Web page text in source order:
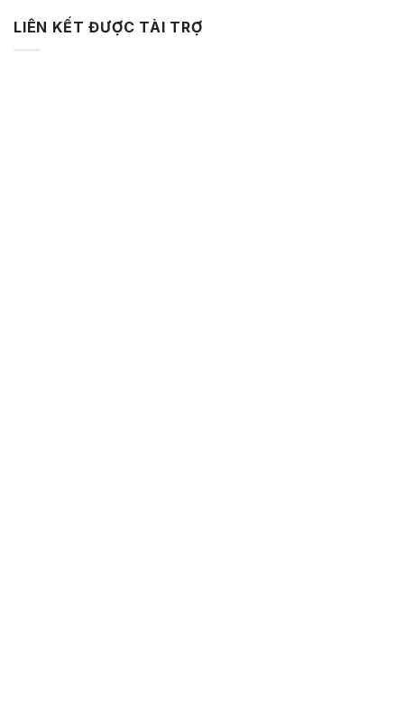
LIÊN KẾT ĐƯỢC TÀI TRỢ